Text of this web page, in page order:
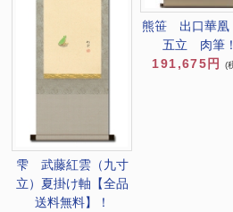
雫 武藤紅雲（九寸
立）夏掛け軸【全品
送料無料】！
熊笹 出口華
五立 肉筆！
191,675円
(